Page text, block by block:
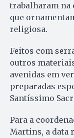
trabalharam na
que
religiosa.
Feitos com
outros
avenidas em
preparadas
Santíssimo
Para a
Martins, a data